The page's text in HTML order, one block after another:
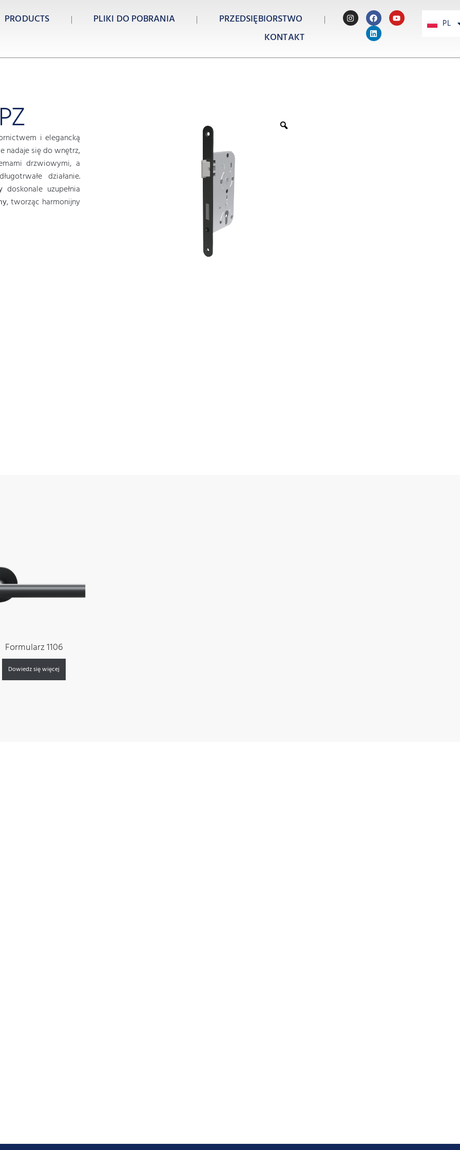
PRODUCTS PLIKI DO POBRANIA
PRZEDSIĘBIORSTWO
KONTAKT
PL
PT
i elegancką
nadaje się do wnętrz,
drzwiowymi, a
działanie.
doskonale uzupełnia
, tworząc harmonijny
Formularz 1106
Dowiedz się więcej